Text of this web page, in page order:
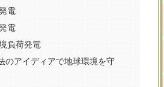
電
電
負荷発電
のアイディアで地球環境を守